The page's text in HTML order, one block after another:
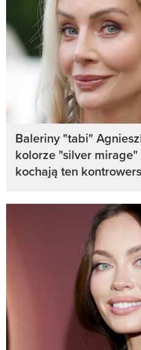
Baleriny "tabi"
kolorze "silver
kochają ten